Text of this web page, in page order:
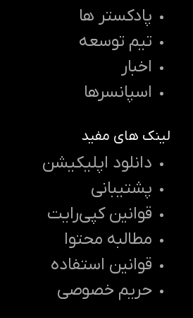
پادکستر ها
تیم توسعه
اخبار
اسپانسرها
لینک های مفید
دانلود اپلیکیشن
پشتیبانی
قوانین کپی‌رایت
مطالبه محتوا
قوانین استفاده
حریم خصوصی